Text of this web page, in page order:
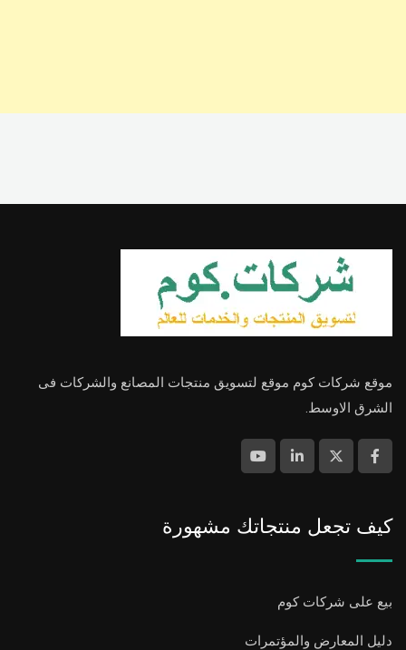
موقع شركات كوم موقع لتسويق منتجات المصانع والشركات فى
الشرق الاوسط.
كيف تجعل منتجاتك مشهورة
بيع على شركات كوم
دليل المعارض والمؤتمرات